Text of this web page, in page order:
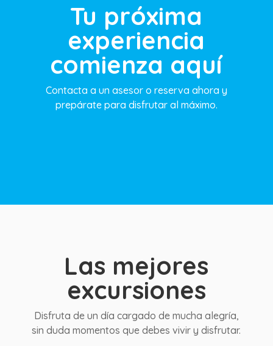
Tu próxima
experiencia
comienza aquí
Contacta a un asesor o reserva ahora y
prepárate para disfrutar al máximo.
Las mejores
excursiones
Disfruta de un día cargado de mucha alegría,
sin duda momentos que debes vivir y disfrutar.